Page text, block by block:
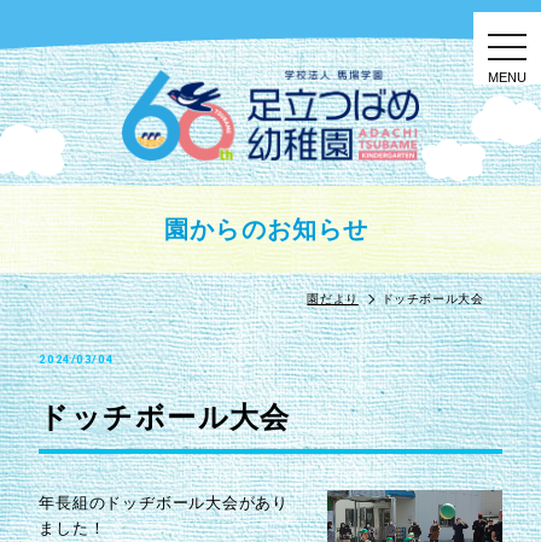
園からのお知らせ
園だより ドッチボール大会
2024/03/04
ドッチボール大会
年長組のドッヂボール大会があり
ました！